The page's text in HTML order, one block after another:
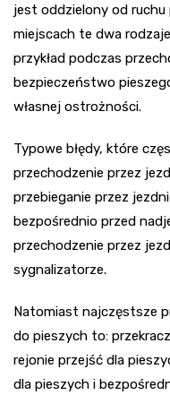
jest oddzielony od
miejscach te dwa
przykład podczas
bezpieczeństwo
własnej ostrożności.
Typowe błędy, które
przechodzenie przez
przebieganie przez
bezpośrednio przed
przechodzenie przez
sygnalizatorze.
Natomiast najczęstsze
do pieszych to:
rejonie przejść dla
dla pieszych i